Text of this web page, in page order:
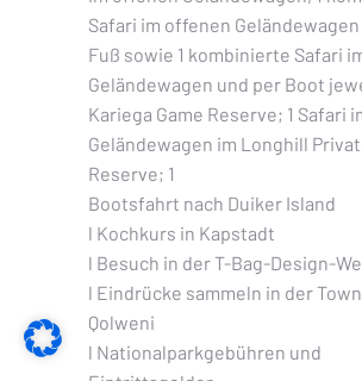
Safari im offenen Geländewagen
Fuß sowie 1 kombinierte Safari
Geländewagen und per Boot
Kariega Game Reserve; 1 Safari
Geländewagen im Longhill
Reserve; 1
Bootsfahrt nach Duiker Island
l Kochkurs in Kapstadt
l Besuch in der T-Bag-Design-
l Eindrücke sammeln in der
Qolweni
l Nationalparkgebühren und